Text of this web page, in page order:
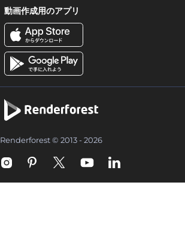
動画作成用のアプリ
Renderforest © 2013 - 2026